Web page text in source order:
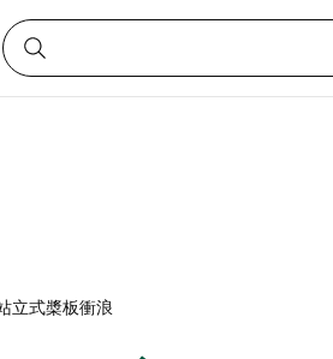
立式槳板衝浪